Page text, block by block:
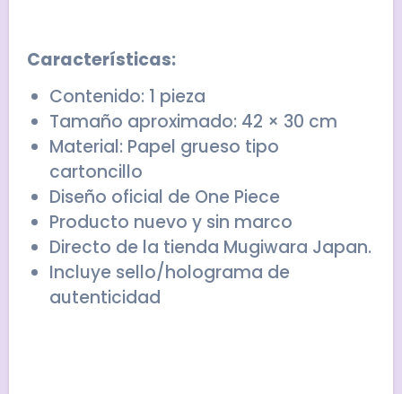
Características:
Contenido: 1 pieza
Tamaño aproximado: 42 × 30 cm
Material: Papel grueso tipo
cartoncillo
Diseño oficial de One Piece
Producto nuevo y sin marco
Directo de la tienda Mugiwara Japan.
Incluye sello/holograma de
autenticidad